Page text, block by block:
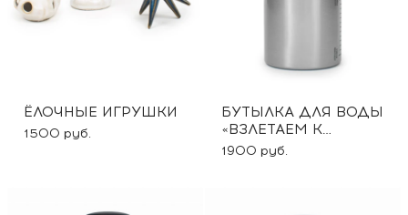
ЁЛОЧНЫЕ ИГРУШКИ
1500 руб.
БУТЫЛКА ДЛЯ ВОДЫ
«ВЗЛЕТАЕМ К
ЗВЕЗДАМ»
1900 руб.